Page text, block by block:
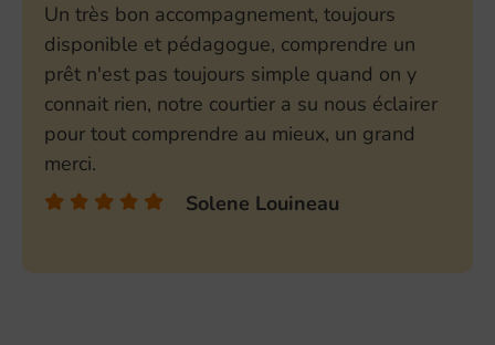
Un très bon accompagnement, toujours
disponible et pédagogue, comprendre un
prêt n'est pas toujours simple quand on y
connait rien, notre courtier a su nous éclairer
pour tout comprendre au mieux, un grand
merci.
Solene Louineau